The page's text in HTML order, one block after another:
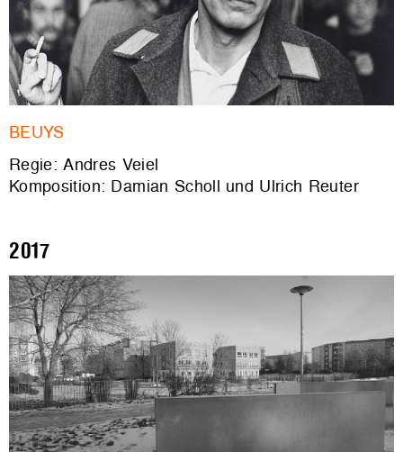
BEUYS
Regie: Andres Veiel
Komposition: Damian Scholl und Ulrich Reuter
2017